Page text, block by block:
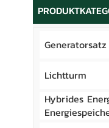
Generatorsatz
Lichtturm
Hybrides